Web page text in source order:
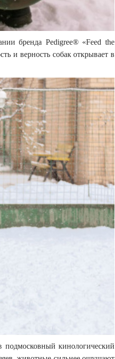
бренда Pedigree® «Feed the
и верность собак открывает в
подмосковный кинологический